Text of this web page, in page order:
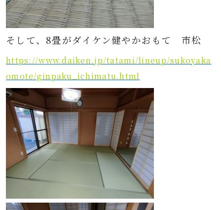
そして、8畳がダイケン健やかおもて 市松
https://www.daiken.jp/tatami/lineup/sukoyaka
omote/ginpaku_ichimatu.html